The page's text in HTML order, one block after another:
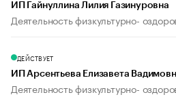
ИП Гайнуллина Лилия Газинуровна
Деятельность физкультурно-
ДЕЙСТВУЕТ
ИП Арсентьева Елизавета
Деятельность физкультурно-